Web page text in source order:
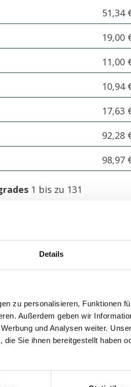
Details
zu personalisieren, Funktionen
Außerdem geben wir
und Analysen weiter.
Sie ihnen bereitgestellt haben
51,34
19,00
11,00
10,94
17,63
92,28
98,97
1 bis zu 131
zu klären.
zu klären.
die teilnehmenden